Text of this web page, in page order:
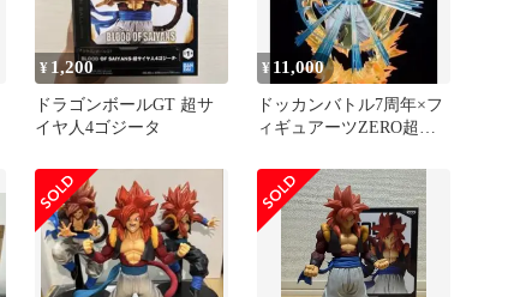
¥ 1,200
ドラゴンボールGT 超サ
イヤ人4ゴジータ
¥ 11,000
ドッカンバトル7周年×フ
ィギュアーツZERO超サ